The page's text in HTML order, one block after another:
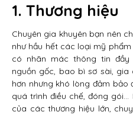
1. Thương hiệu
Chuyên gia khuyên bạn nên
như hầu hết các loại mỹ
có nhãn mác thông tin đầy
nguồn gốc, bao bì sơ sài,
hơn nhưng khó lòng đảm bảo
quá trình điều chế, đóng gói…
của các thương hiệu lớn,